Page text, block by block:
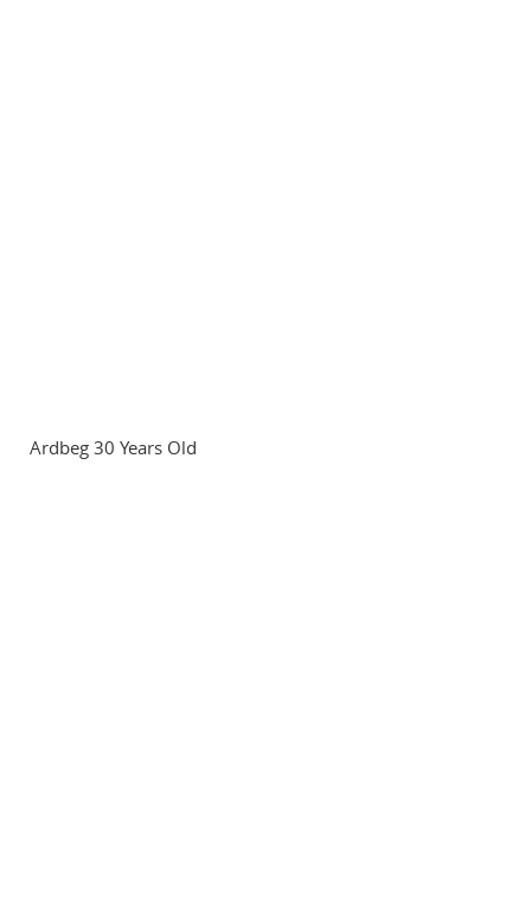
Ardbeg 30 Years Old